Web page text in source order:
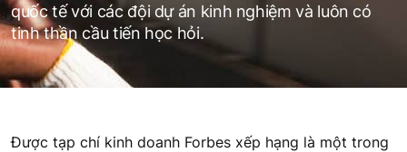
quốc tế với các đội dự án kinh nghiệm và luôn có
tinh thần cầu tiến học hỏi.
Được tạp chí kinh doanh Forbes xếp hạng là một trong